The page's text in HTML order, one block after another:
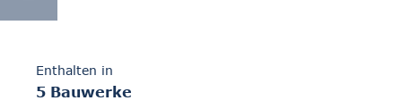
Enthalten in
5 Bauwerke